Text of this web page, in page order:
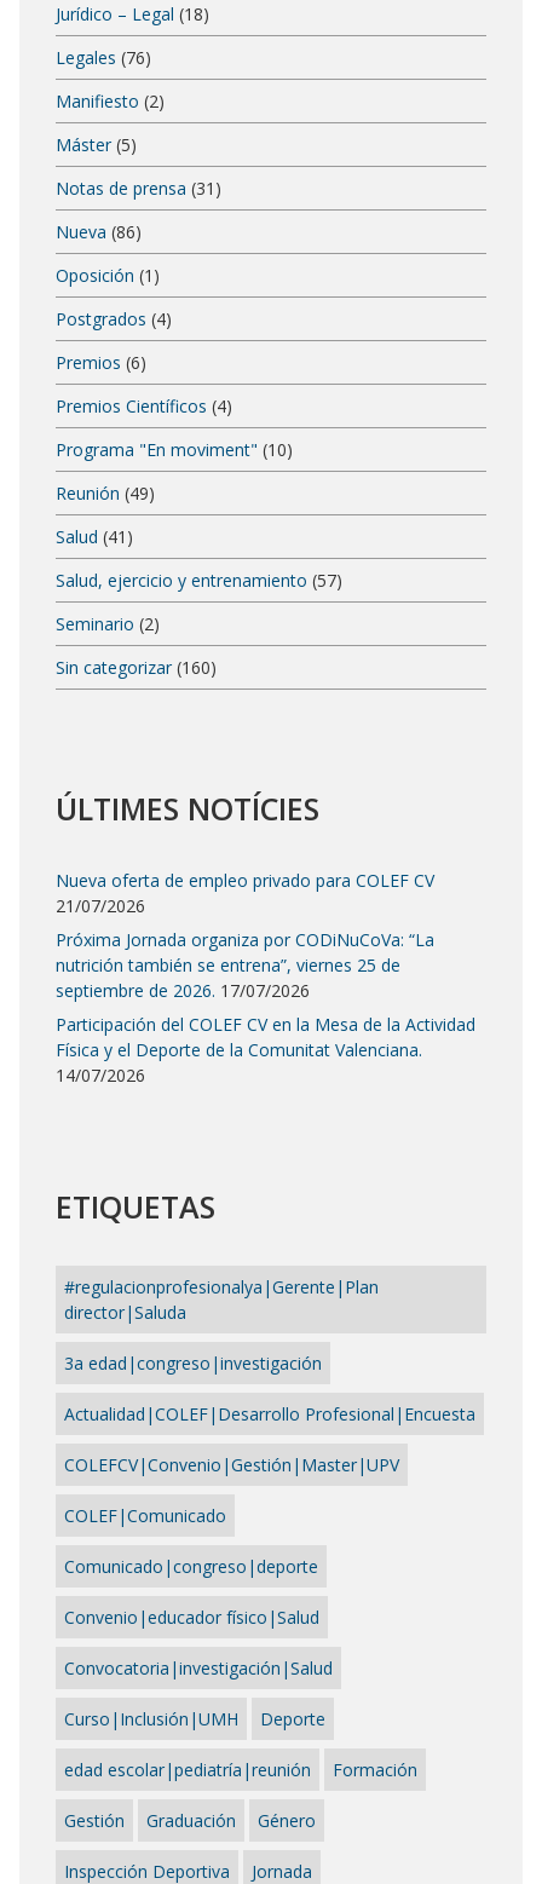
Jurídico – Legal (18)
Legales (76)
Manifiesto (2)
Máster (5)
Notas de prensa (31)
Nueva (86)
Oposición (1)
Postgrados (4)
Premios (6)
Premios Científicos (4)
Programa "En moviment" (10)
Reunión (49)
Salud (41)
Salud, ejercicio y entrenamiento (57)
Seminario (2)
Sin categorizar (160)
ÚLTIMES NOTÍCIES
Nueva oferta de empleo privado para COLEF CV
21/07/2026
Próxima Jornada organiza por CODiNuCoVa: “La
nutrición también se entrena”, viernes 25 de
septiembre de 2026. 17/07/2026
Participación del COLEF CV en la Mesa de la Actividad
Física y el Deporte de la Comunitat Valenciana.
14/07/2026
ETIQUETAS
#regulacionprofesionalya|Gerente|Plan
director|Saluda
3a edad|congreso|investigación
Actualidad|COLEF|Desarrollo Profesional|Encuesta
COLEFCV|Convenio|Gestión|Master|UPV
COLEF|Comunicado
Comunicado|congreso|deporte
Convenio|educador físico|Salud
Convocatoria|investigación|Salud
Curso|Inclusión|UMH Deporte
edad escolar|pediatría|reunión Formación
Gestión Graduación Género
Inspección Deportiva Jornada